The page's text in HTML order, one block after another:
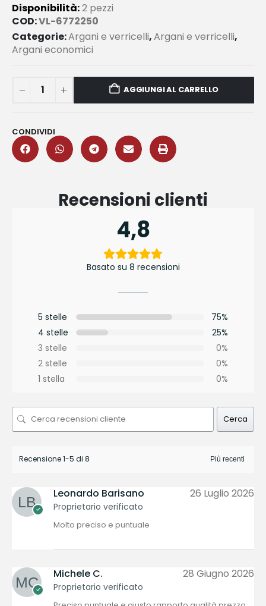
Disponibilità:2 pezzi
COD:VL-6772250
Categorie:Argani e verricelli,Argani e verricelli,
Argani economici
AGGIUNGI AL CARRELLO
CONDIVIDI
Recensioni clienti
4,8
Basato su 8 recensioni
5 stelle
75%
4 stelle
25%
3 stelle
0%
2 stelle
0%
1 stella
0%
Cerca
Recensione 1-5 di 8
Leonardo Barisano
Proprietario verificato
26 Luglio 2026
Molto preciso e puntuale
Michele C.
Proprietario verificato
28 Giugno 2026